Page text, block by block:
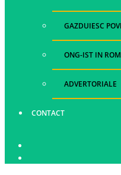
GAZDUIESC
ONG-IST IN
ADVERTORIALE
CONTACT